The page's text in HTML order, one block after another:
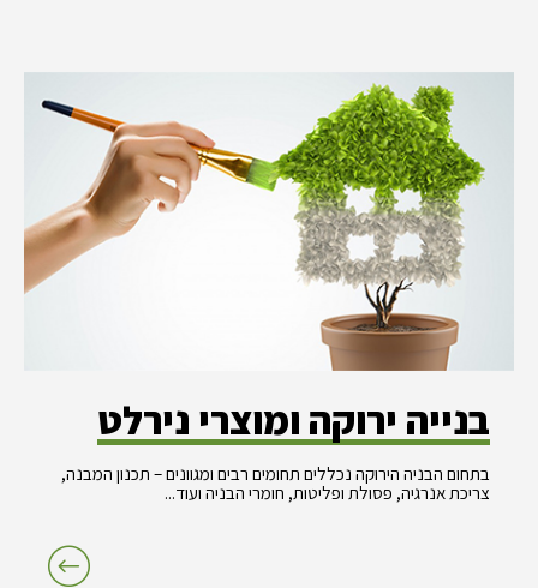
בנייה ירוקה ומוצרי נירלט
בתחום הבניה הירוקה נכללים תחומים רבים ומגוונים – תכנון המבנה,
צריכת אנרגיה, פסולת ופליטות, חומרי הבניה ועוד...